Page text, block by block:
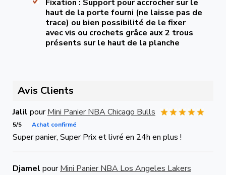
Fixation : Support pour accrocher sur le
haut de la porte fourni (ne laisse pas de
trace) ou bien possibilité de le fixer
avec vis ou crochets grâce aux 2 trous
présents sur le haut de la planche
Avis Clients
Jalil pourMini Panier NBA Chicago Bulls
5/5 Achat confirmé
Super panier, Super Prix et livré en 24h en plus !
Djamel pourMini Panier NBA Los Angeles Lakers